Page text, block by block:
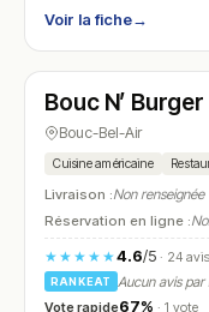
Voir la fiche→
N° 21
Bouc N’ Burger
Bouc-Bel-Air
Cuisine américaine
Livraison :Non renseignée
Réservation en ligne :
★★★★★4.6/5· 24
RANKEAT
Aucun avis par
Vote rapide67% · 1 vote